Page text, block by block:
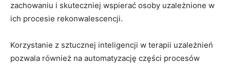
zachowaniu i skuteczniej wspierać osoby uzależnione w
ich procesie rekonwalescencji.
Korzystanie z sztucznej inteligencji w terapii uzależnień
pozwala również na automatyzację części procesów